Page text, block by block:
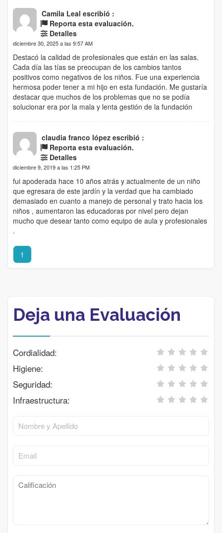
Camila Leal escribió :
Reporta esta evaluación.
Detalles
diciembre 30, 2025 a las 9:57 AM
Destacó la calidad de profesionales que están en las salas.
Cada día las tías se preocupan de los cambios tantos
positivos como negativos de los niños. Fue una experiencia
hermosa poder tener a mi hijo en esta fundación. Me gustaría
destacar que muchos de los problemas que no se podía
solucionar era por la mala y lenta gestión de la fundación
claudia franco lópez escribió :
Reporta esta evaluación.
Detalles
diciembre 9, 2019 a las 1:25 PM
fui apoderada hace 10 años atrás y actualmente de un niño
que egresara de este jardín y la verdad que ha cambiado
demasiado en cuanto a manejo de personal y trato hacia los
niños , aumentaron las educadoras por nivel pero dejan
mucho que desear tanto como equipo de aula y profesionales
.
1
Deja una Evaluación
Cordialidad:
Higiene:
Seguridad:
Infraestructura: